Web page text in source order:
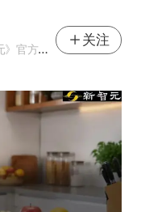
方网易号
关注